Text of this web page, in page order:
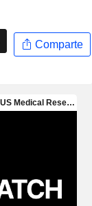
Comparte